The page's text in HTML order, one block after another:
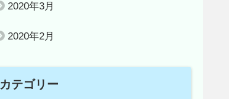
2020年3月
2020年2月
カテゴリー